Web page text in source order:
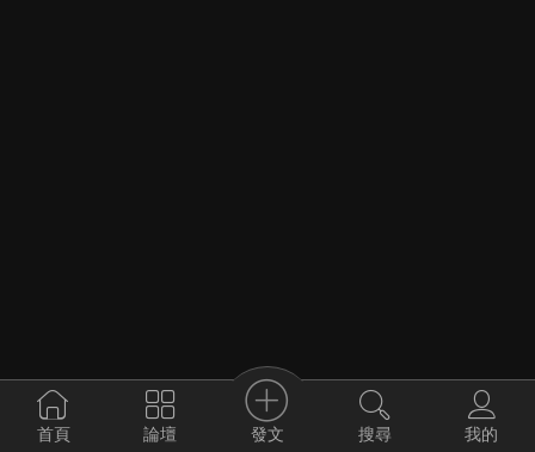
首頁 論壇 發文 搜尋 我的